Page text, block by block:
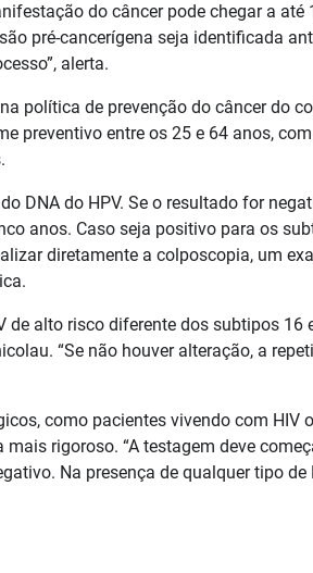
do câncer pode chegar a até
pré-cancerígena seja identificada
alerta.
política de prevenção do câncer do
preventivo entre os 25 e 64 anos,
DNA do HPV. Se o resultado for
anos. Caso seja positivo para os
diretamente a colposcopia, um
de alto risco diferente dos subtipos 16
“Se não houver alteração, a
como pacientes vivendo com HIV
rigoroso. “A testagem deve
Na presença de qualquer tipo